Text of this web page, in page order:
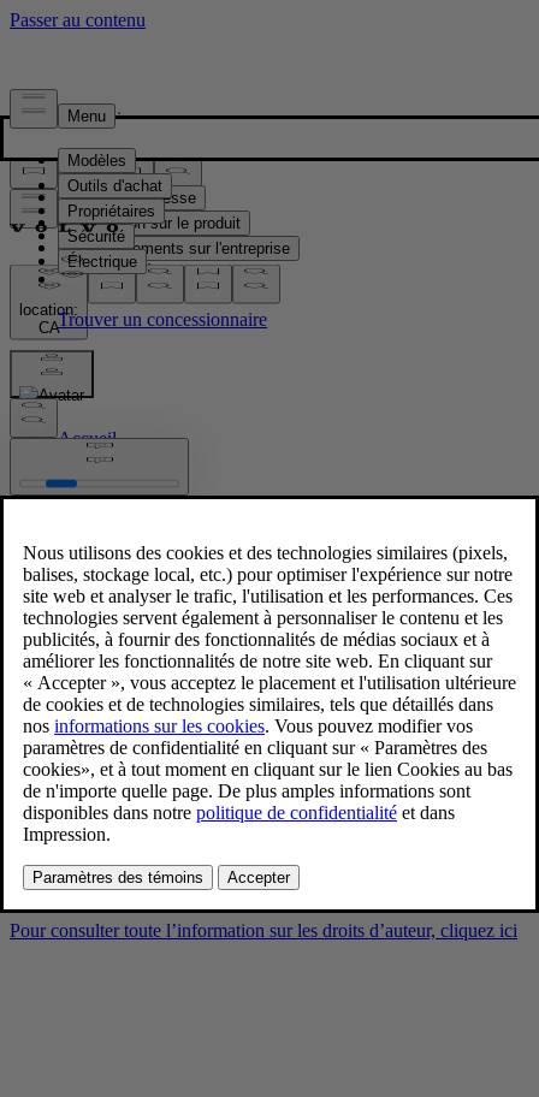
Presse & Médias
Matériel de presse
Information sur le produit
Renseignements sur l'entreprise
Contacts médias
location:
CA
Images
Accueil
/Images
Volvo EX90 Sand Dune
Interior
9/3/2024
Favoris
Partager
Télécharger
Volvo EX90 Sand Dune Interior
Pour consulter toute l’information sur les droits d’auteur, cliquez ici